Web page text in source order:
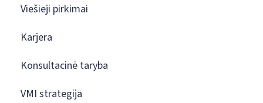
Viešieji pirkimai
Karjera
Konsultacinė taryba
VMI strategija